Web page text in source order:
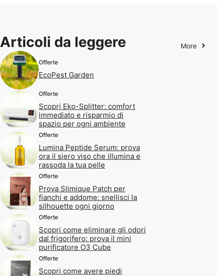
Articoli da leggere More
Offerte
EcoPest Garden
Offerte
Scopri Eko-Splitter: comfort
immediato e risparmio di
spazio per ogni ambiente
Offerte
Lumina Peptide Serum: prova
ora il siero viso che illumina e
rassoda la tua pelle
Offerte
Prova Slimique Patch per
fianchi e addome: snellisci la
silhouette ogni giorno
Offerte
Scopri come eliminare gli odori
dal frigorifero: prova il mini
purificatore O3 Cube
Offerte
Scopri come avere piedi